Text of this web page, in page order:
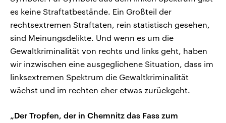
es keine Straftatbestände. Ein Großteil der
rechtsextremen Straftaten, rein statistisch gesehen,
sind Meinungsdelikte. Und wenn es um die
Gewaltkriminalität von rechts und links geht, haben
wir inzwischen eine ausgeglichene Situation, dass im
linksextremen Spektrum die Gewaltkriminalität
wächst und im rechten eher etwas zurückgeht.
„Der Tropfen, der in Chemnitz das Fass zum